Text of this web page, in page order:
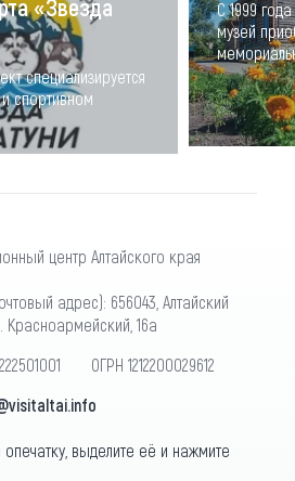
«Звезда
специализируется
спортивном
С 1999
музей
центр Алтайского края
адрес): 656043, Алтайский
Красноармейский, 16а
ОГРН 1212200029612
опечатку, выделите её и нажмите